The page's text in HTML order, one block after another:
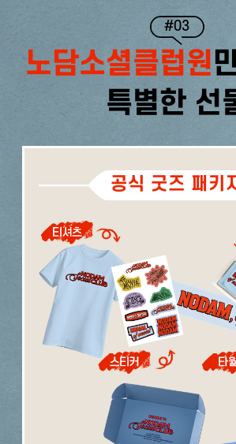
#03
노담소셜클럽원
특별한 선
공식 굿즈 패키지